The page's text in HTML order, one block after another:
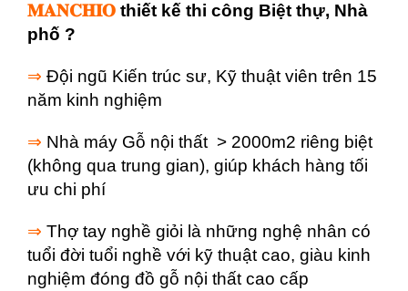
𝐌𝐀𝐍𝐂𝐇𝐈𝐎 thiết kế thi công Biệt thự, Nhà
phố ?
⇒ Đội ngũ Kiến trúc sư, Kỹ thuật viên trên 15
năm kinh nghiệm
⇒ Nhà máy Gỗ nội thất > 2000m2 riêng biệt
(không qua trung gian), giúp khách hàng tối
ưu chi phí
⇒ Thợ tay nghề giỏi là những nghệ nhân có
tuổi đời tuổi nghề với kỹ thuật cao, giàu kinh
nghiệm đóng đồ gỗ nội thất cao cấp